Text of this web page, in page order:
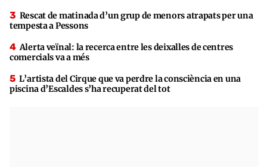
Rescat de matinada d’un grup de menors atrapats per una
tempesta a Pessons
Alerta veïnal: la recerca entre les deixalles de centres
comercials va a més
L’artista del Cirque que va perdre la consciència en una
piscina d’Escaldes s’ha recuperat del tot